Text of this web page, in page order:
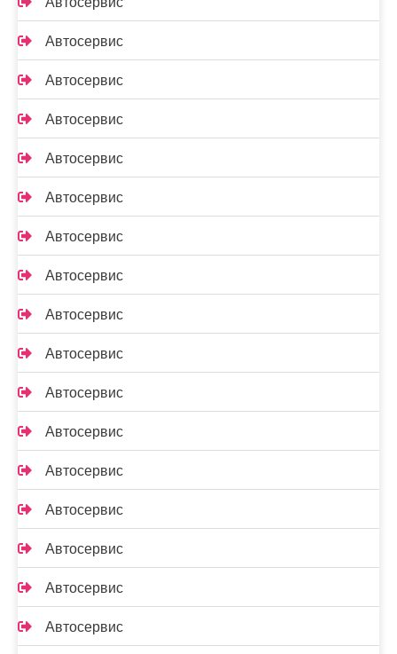
Автосервис
Автосервис
Автосервис
Автосервис
Автосервис
Автосервис
Автосервис
Автосервис
Автосервис
Автосервис
Автосервис
Автосервис
Автосервис
Автосервис
Автосервис
Автосервис